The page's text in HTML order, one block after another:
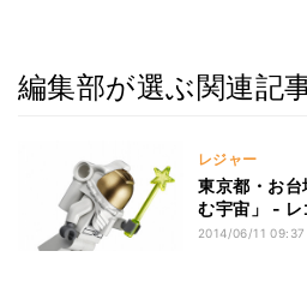
編集部が選ぶ関連記
レジャー
東京都・お
む宇宙」 -
2014/06/11 09:37